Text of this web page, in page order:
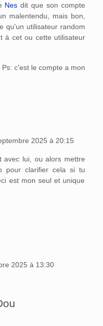
Nes dit que son compte
malentendu, mais bon,
qu'un utilisateur random
à cet ou cette utilisateur
c'est le compte a mon
2025 à 20:15
avec lui, ou alors mettre
pour clarifier cela si tu
est mon seul et unique
2025 à 13:30